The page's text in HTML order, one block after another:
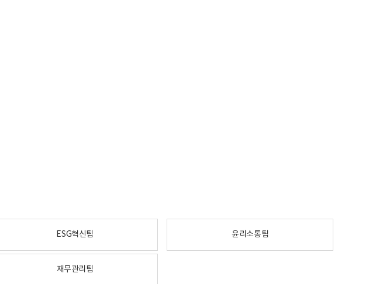
ESG혁신팀 윤리소통팀
재무관리팀